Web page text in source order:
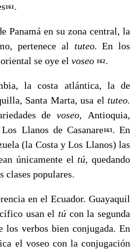
161 .
en su zona central, la
pertenece al tuteo.En los
se oye el voseo 162.
la costa atlántica, la de
Santa Marta, usa el tuteo.
devoseo, Antioquia,
Llanos de Casanare163. En
(la Costa y Los Lla­nos) las
únicamente el tú,quedando
clases populares.
en el Ecuador. Guayaquil
usan el tú con la segunda
los verbos bien conjugada. En
el voseo con la conjugación